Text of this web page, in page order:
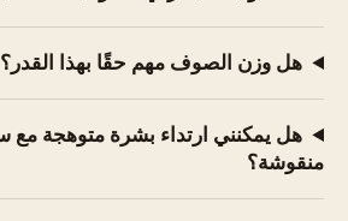
هل وزن الصوف مهم حقًا بهذا القدر؟
هل يمكنني ارتداء بشرة متوهجة
منقوشة؟